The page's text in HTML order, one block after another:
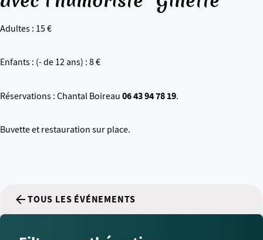
Adultes : 15 €
Enfants : (- de 12 ans) : 8 €
Réservations : Chantal Boireau 06 43 94 78 19.
Buvette et restauration sur place.
TOUS LES ÉVÉNEMENTS